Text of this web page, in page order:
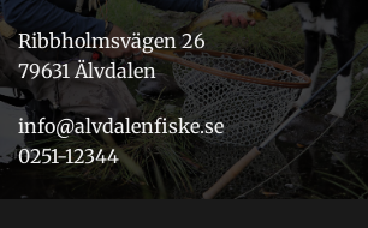
Ribbholmsvägen 26
79631 Älvdalen
info@alvdalenfiske.se
0251-12344